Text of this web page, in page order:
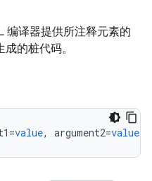
编译器提供所注释元素的
的桩代码。
=value, argument2=value